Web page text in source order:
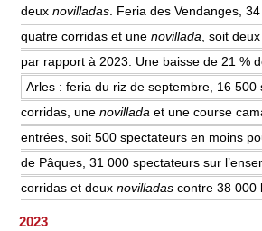
deuxnovilladas. Feria des Vendanges,
quatre corridas et unenovillada, soit
par rapport à 2023. Une baisse de 21 %
Arles : feria du riz de septembre, 16 500
corridas, unenovillada et une course
entrées, soit 500 spectateurs en moins
de Pâques, 31 000 spectateurs sur
corridas et deuxnovilladas contre 38 000
2023